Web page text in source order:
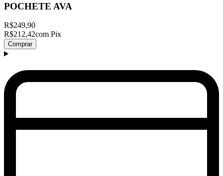
POCHETE AVA
R$249,90
R$212,42com Pix
Comprar